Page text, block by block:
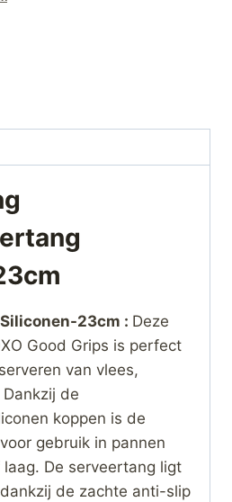
23cm : Deze
Good Grips is perfect
van vlees,
de
koppen is de
gebruik in pannen
De serveertang ligt
de zachte anti-slip